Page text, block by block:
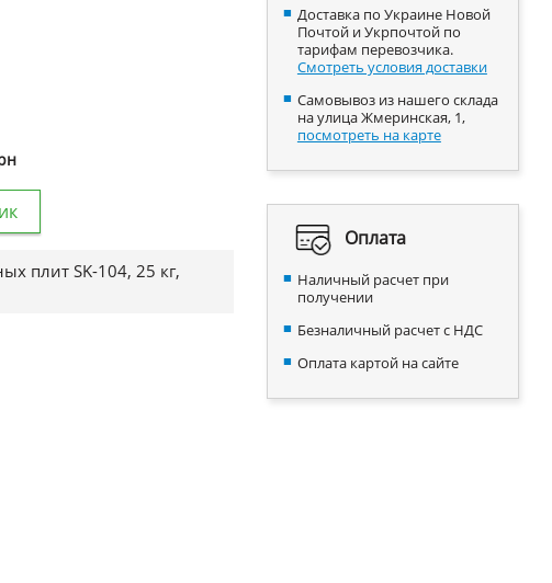
плит SK-104, 25 кг,
Доставка по Украине Новой
Почтой и Укрпочтой по
тарифам перевозчика.
Смотреть условия доставки
Самовывоз из нашего склада
на улица Жмеринская, 1,
посмотреть на карте
Оплата
Наличный расчет при
получении
Безналичный расчет с НДС
Оплата картой на сайте